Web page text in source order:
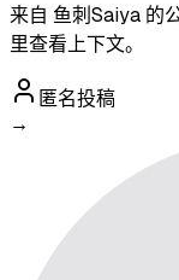
来自 鱼刺Saiya 的
里查看上下文。
匿名投稿
→